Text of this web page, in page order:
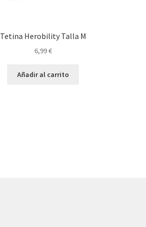
Tetina Herobility Talla M
6,99€
Añadir al carrito